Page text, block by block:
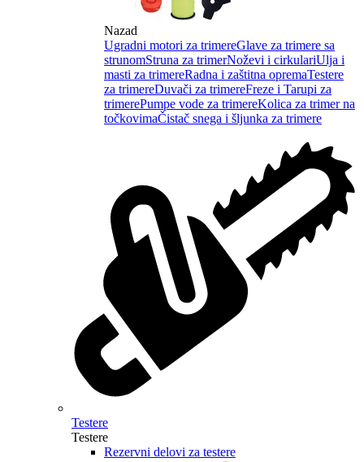
Nazad
Ugradni motori za trimereGlave za trimere sa
strunomStruna za trimerNoževi i cirkulariUlja i
masti za trimereRadna i zaštitna opremaTestere
za trimereDuvači za trimereFreze i Tarupi za
trimerePumpe vode za trimereKolica za trimer na
točkovimaČistač snega i šljunka za trimere
Testere
Testere
Rezervni delovi za testere